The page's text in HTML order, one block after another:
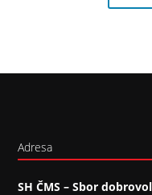
Adresa
SH ČMS – Sbor